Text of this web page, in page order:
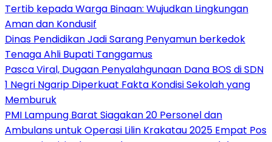
Tertib kepada Warga Binaan: Wujudkan Lingkungan
Aman dan Kondusif
Dinas Pendidikan Jadi Sarang Penyamun berkedok
Tenaga Ahli Bupati Tanggamus
Pasca Viral, Dugaan Penyalahgunaan Dana BOS di SDN
1 Negri Ngarip Diperkuat Fakta Kondisi Sekolah yang
Memburuk
PMI Lampung Barat Siagakan 20 Personel dan
Ambulans untuk Operasi Lilin Krakatau 2025 Empat Pos